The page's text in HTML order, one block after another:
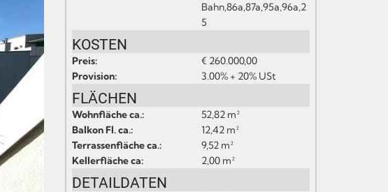
Bahn,86a,87a,95a,96a,2
5
KOSTEN
Preis:
€ 260.000,00
Provision:
3.00% + 20% USt
FLÄCHEN
Wohnfläche ca.:
52,82 m²
Balkon Fl. ca.:
12,42 m²
Terrassenfläche ca.:
9,52 m²
Kellerfläche ca:
2,00 m²
DETAILDATEN